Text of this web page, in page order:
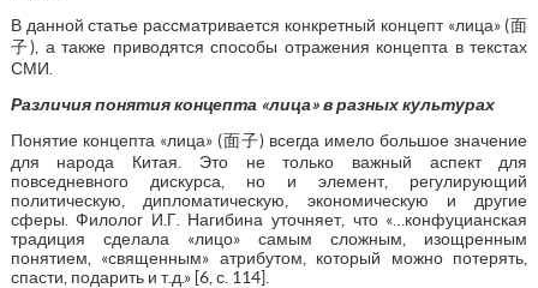
В данной статье рассматривается конкретный концепт «лица» (面
子), а также приводятся способы отражения концепта в текстах
СМИ.
Различия понятия концепта «лица» в разных культурах
Понятие концепта «лица» (面子) всегда имело большое значение
для народа Китая. Это не только важный аспект для
повседневного дискурса, но и элемент, регулирующий
политическую, дипломатическую, экономическую и другие
сферы. Филолог И.Г. Нагибина уточняет, что «…конфуцианская
традиция сделала «лицо» самым сложным, изощренным
понятием, «священным» атрибутом, который можно потерять,
спасти, подарить и т.д.» [6, с. 114].